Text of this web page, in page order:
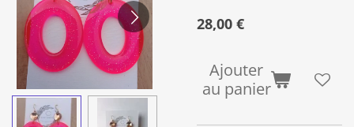
28,00 €
Ajouter
au panier